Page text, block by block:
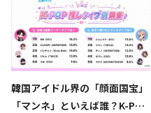
韓国アイドル界の「顔面国宝」
「マンネ」といえば誰？K-POP